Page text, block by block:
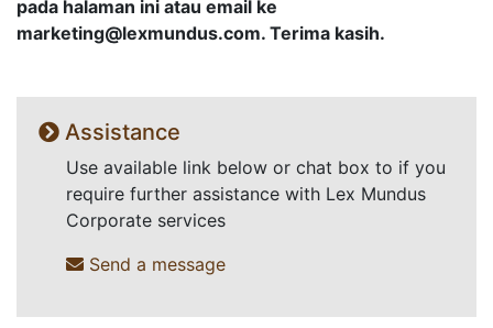
pada halaman ini atau email ke
marketing@lexmundus.com. Terima kasih.
Assistance
Use available link below or chat box to if you
require further assistance with Lex Mundus
Corporate services
Send a message